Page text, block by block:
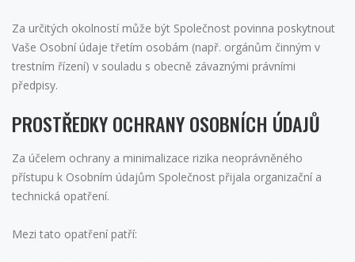
Za určitých okolností může být Společnost povinna poskytnout
Vaše Osobní údaje třetím osobám (např. orgánům činným v
trestním řízení) v souladu s obecně závaznými právními
předpisy.
PROSTŘEDKY OCHRANY OSOBNÍCH ÚDAJŮ
Za účelem ochrany a minimalizace rizika neoprávněného
přístupu k Osobním údajům Společnost přijala organizační a
technická opatření.
Mezi tato opatření patří: